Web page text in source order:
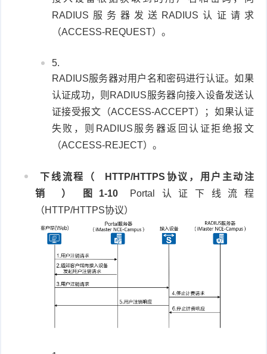
RADIUS服务器发送RADIUS认证请求
（ACCESS-REQUEST）。
RADIUS服务器对用户名和密码进行认证。如果
认证成功，则RADIUS服务器向接入设备发送认
证接受报文（ACCESS-ACCEPT）；如果认证
失败，则RADIUS服务器返回认证拒绝报文
（ACCESS-REJECT）。
下线流程（
HTTP/HTTPS协议，用户主动注
销
） 图1-10
Portal认证下线流程
（HTTP/HTTPS协议）